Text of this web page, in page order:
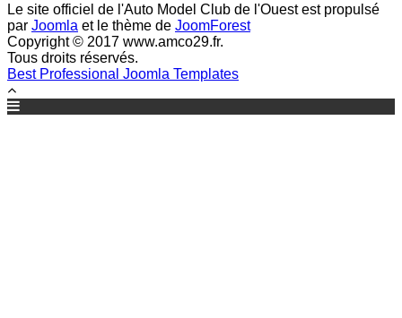
Le site officiel de l'Auto Model Club de l'Ouest est propulsé
par Joomla et le thème de JoomForest
Copyright © 2017 www.amco29.fr.
Tous droits réservés.
Best Professional Joomla Templates